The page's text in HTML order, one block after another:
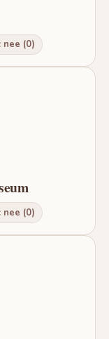
nee (0)
nee (0)